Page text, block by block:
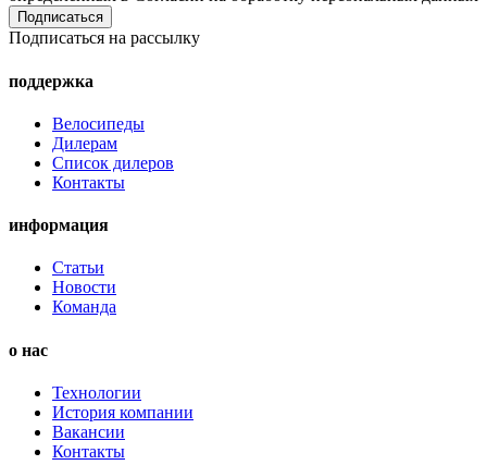
Подписаться на рассылку
поддержка
Велосипеды
Дилерам
Список дилеров
Контакты
информация
Статьи
Новости
Команда
о нас
Технологии
История компании
Вакансии
Контакты